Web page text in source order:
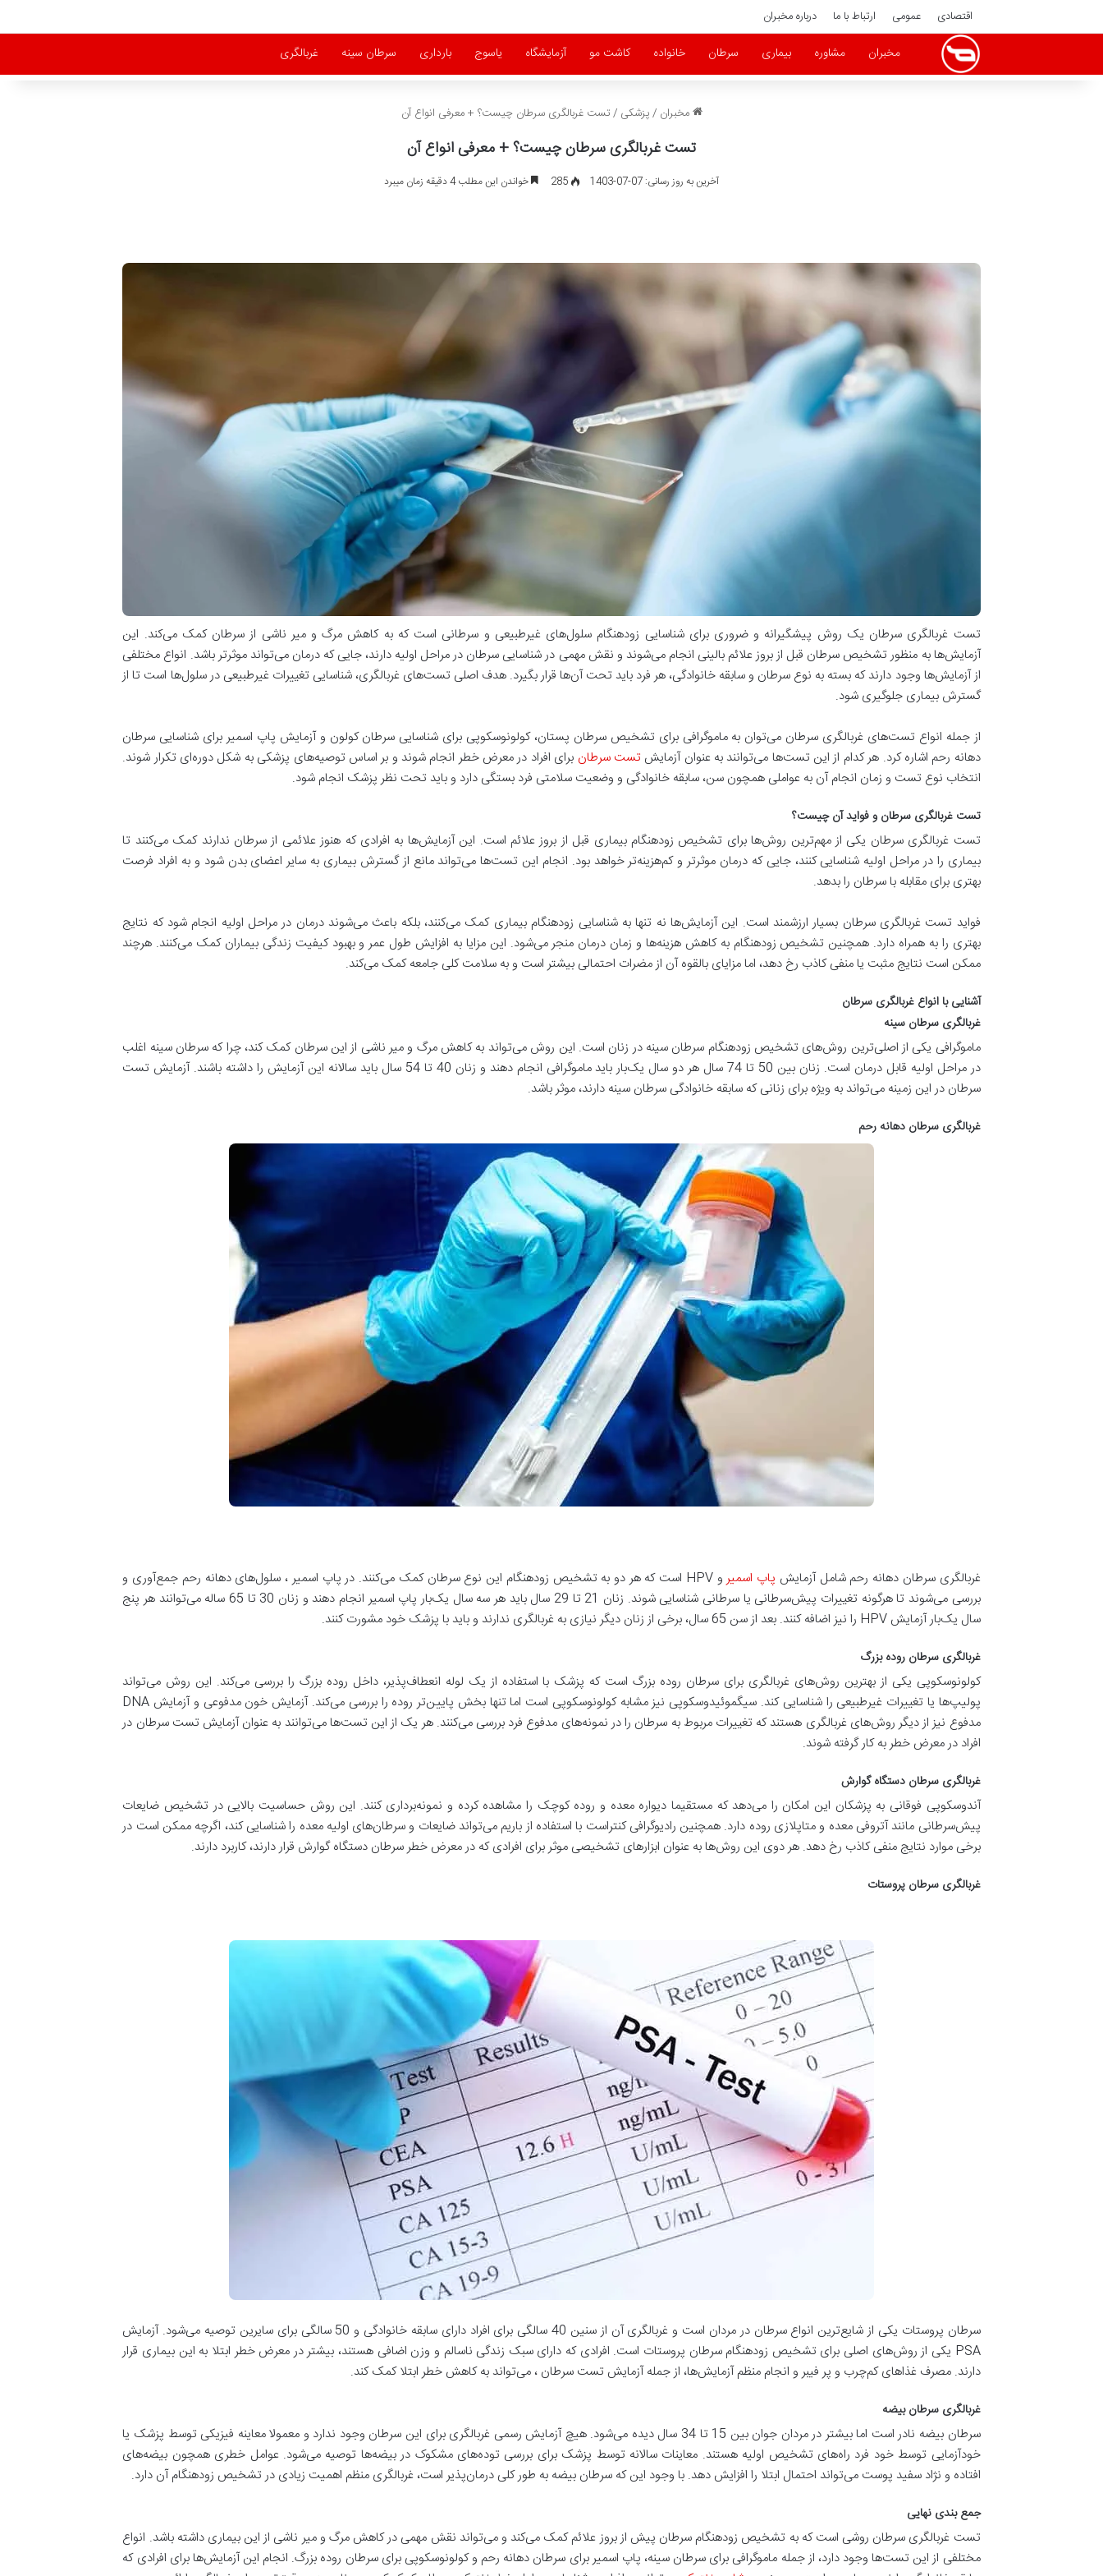
اقتصادی عمومی ارتباط با ما درباره مخبران
مخبران مشاوره بیماری سرطان خانواده کاشت مو آزمایشگاه یاسوج بارداری سرطان سینه غربالگری
مخبران /پزشکی /تست غربالگری سرطان چیست؟ + معرفی انواع آن
تست غربالگری سرطان چیست؟ + معرفی انواع آن
آخرین به روز رسانی: 07-07-1403 285 خواندن این مطلب 4 دقیقه زمان میبرد
تست غربالگری سرطان یک روش پیشگیرانه و ضروری برای شناسایی زودهنگام سلول‌های غیرطبیعی و سرطانی است که به کاهش مرگ و میر ناشی از سرطان کمک می‌کند. این
آزمایش‌ها به ‌منظور تشخیص سرطان قبل از بروز علائم بالینی انجام می‌شوند و نقش مهمی در شناسایی سرطان در مراحل اولیه دارند، جایی که درمان می‌تواند موثرتر باشد. انواع مختلفی
از آزمایش‌ها وجود دارند که بسته به نوع سرطان و سابقه خانوادگی، هر فرد باید تحت آن‌ها قرار بگیرد. هدف اصلی تست‌های غربالگری، شناسایی تغییرات غیرطبیعی در سلول‌ها است تا از
گسترش بیماری جلوگیری شود.
از جمله انواع تست‌های غربالگری سرطان می‌توان به ماموگرافی برای تشخیص سرطان پستان، کولونوسکوپی برای شناسایی سرطان کولون و آزمایش پاپ اسمیر برای شناسایی سرطان
دهانه رحم اشاره کرد. هر کدام از این تست‌ها می‌توانند به عنوان آزمایش تست سرطان برای افراد در معرض خطر انجام شوند و بر اساس توصیه‌های پزشکی به شکل دوره‌ای تکرار شوند.
انتخاب نوع تست و زمان انجام آن به عواملی همچون سن، سابقه خانوادگی و وضعیت سلامتی فرد بستگی دارد و باید تحت نظر پزشک انجام شود.
تست غربالگری سرطان و فواید آن چیست؟
تست غربالگری سرطان یکی از مهم‌ترین روش‌ها برای تشخیص زودهنگام بیماری قبل از بروز علائم است. این آزمایش‌ها به افرادی که هنوز علائمی از سرطان ندارند کمک می‌کنند تا
بیماری را در مراحل اولیه شناسایی کنند، جایی که درمان موثرتر و کم‌هزینه‌تر خواهد بود. انجام این تست‌ها می‌تواند مانع از گسترش بیماری به سایر اعضای بدن شود و به افراد فرصت
بهتری برای مقابله با سرطان را بدهد.
فواید تست غربالگری سرطان بسیار ارزشمند است. این آزمایش‌ها نه تنها به شناسایی زودهنگام بیماری کمک می‌کنند، بلکه باعث می‌شوند درمان در مراحل اولیه انجام شود که نتایج
بهتری را به همراه دارد. همچنین تشخیص زودهنگام به کاهش هزینه‌ها و زمان درمان منجر می‌شود. این مزایا به افزایش طول عمر و بهبود کیفیت زندگی بیماران کمک می‌کنند. هرچند
ممکن است نتایج مثبت یا منفی کاذب رخ دهد، اما مزایای بالقوه آن از مضرات احتمالی بیشتر است و به سلامت کلی جامعه کمک می‌کند.
آشنایی با انواع غربالگری سرطان
غربالگری سرطان سینه
ماموگرافی یکی از اصلی‌ترین روش‌های تشخیص زودهنگام سرطان سینه در زنان است. این روش می‌تواند به کاهش مرگ و میر ناشی از این سرطان کمک کند، چرا که سرطان سینه اغلب
در مراحل اولیه قابل درمان است. زنان بین 50 تا 74 سال هر دو سال یک‌بار باید ماموگرافی انجام دهند و زنان 40 تا 54 سال باید سالانه این آزمایش را داشته باشند. آزمایش تست
سرطان در این زمینه می‌تواند به ویژه برای زنانی که سابقه خانوادگی سرطان سینه دارند، موثر باشد.
غربالگری سرطان دهانه رحم
غربالگری سرطان دهانه رحم شامل آزمایش پاپ اسمیر
و HPV است که هر دو به تشخیص زودهنگام این نوع سرطان کمک می‌کنند. در پاپ اسمیر ، سلول‌های دهانه رحم جمع‌آوری و
بررسی می‌شوند تا هرگونه تغییرات پیش‌سرطانی یا سرطانی شناسایی شوند. زنان 21 تا 29 سال باید هر سه سال یک‌بار پاپ اسمیر انجام دهند و زنان 30 تا 65 ساله می‌توانند هر پنج
سال یک‌بار آزمایش HPV را نیز اضافه کنند. بعد از سن 65 سال، برخی از زنان دیگر نیازی به غربالگری ندارند و باید با پزشک خود مشورت کنند.
غربالگری سرطان روده بزرگ
کولونوسکوپی یکی از بهترین روش‌های غربالگری برای سرطان روده بزرگ است که پزشک با استفاده از یک لوله انعطاف‌پذیر، داخل روده بزرگ را بررسی می‌کند. این روش می‌تواند
پولیپ‌ها یا تغییرات غیرطبیعی را شناسایی کند. سیگموئیدوسکوپی نیز مشابه کولونوسکوپی است اما تنها بخش پایین‌تر روده را بررسی می‌کند. آزمایش خون مدفوعی و آزمایش DNA
مدفوع نیز از دیگر روش‌های غربالگری هستند که تغییرات مربوط به سرطان را در نمونه‌های مدفوع فرد بررسی می‌کنند. هر یک از این تست‌ها می‌توانند به عنوان آزمایش تست سرطان در
افراد در معرض خطر به کار گرفته شوند.
غربالگری سرطان دستگاه گوارش
آندوسکوپی فوقانی به پزشکان این امکان را می‌دهد که مستقیما دیواره معده و روده کوچک را مشاهده کرده و نمونه‌برداری کنند. این روش حساسیت بالایی در تشخیص ضایعات
پیش‌سرطانی مانند آتروفی معده و متاپلازی روده دارد. همچنین رادیوگرافی کنتراست با استفاده از باریم می‌تواند ضایعات و سرطان‌های اولیه معده را شناسایی کند، اگرچه ممکن است در
برخی موارد نتایج منفی کاذب رخ دهد. هر دوی این روش‌ها به عنوان ابزارهای تشخیصی موثر برای افرادی که در معرض خطر سرطان دستگاه گوارش قرار دارند، کاربرد دارند.
غربالگری سرطان پروستات
سرطان پروستات یکی از شایع‌ترین انواع سرطان در مردان است و غربالگری آن از سنین 40 سالگی برای افراد دارای سابقه خانوادگی و 50 سالگی برای سایرین توصیه می‌شود. آزمایش
PSA یکی از روش‌های اصلی برای تشخیص زودهنگام سرطان پروستات است. افرادی که دارای سبک زندگی ناسالم و وزن اضافی هستند، بیشتر در معرض خطر ابتلا به این بیماری قرار
دارند. مصرف غذاهای کم‌چرب و پر فیبر و انجام منظم آزمایش‌ها، از جمله آزمایش تست سرطان ، می‌تواند به کاهش خطر ابتلا کمک کند.
غربالگری سرطان بیضه
سرطان بیضه نادر است اما بیشتر در مردان جوان بین 15 تا 34 سال دیده می‌شود. هیچ آزمایش رسمی غربالگری برای این سرطان وجود ندارد و معمولا معاینه فیزیکی توسط پزشک یا
خودآزمایی توسط خود فرد راه‌های تشخیص اولیه هستند. معاینات سالانه توسط پزشک برای بررسی توده‌های مشکوک در بیضه‌ها توصیه می‌شود. عوامل خطری همچون بیضه‌های
افتاده و نژاد سفید پوست می‌تواند احتمال ابتلا را افزایش دهد. با وجود این که سرطان بیضه به طور کلی درمان‌پذیر است، غربالگری منظم اهمیت زیادی در تشخیص زودهنگام آن دارد.
جمع‌ بندی نهایی
تست غربالگری سرطان روشی است که به تشخیص زودهنگام سرطان پیش از بروز علائم کمک می‌کند و می‌تواند نقش مهمی در کاهش مرگ و میر ناشی از این بیماری داشته باشد. انواع
مختلفی از این تست‌ها وجود دارد، از جمله ماموگرافی برای سرطان سینه، پاپ اسمیر برای سرطان دهانه رحم و کولونوسکوپی برای سرطان روده بزرگ. انجام این آزمایش‌ها برای افرادی که